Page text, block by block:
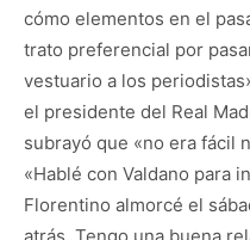
cómo elementos en el
trato preferencial por
vestuario a los
el presidente del Real
subrayó que «no era fácil
«Hablé con Valdano para
Florentino almorcé el